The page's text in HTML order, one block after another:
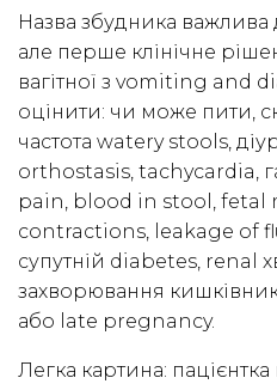
Назва збудника
але перше клінічне
вагітної з vomiting and
оцінити: чи може пити,
частота watery stools,
orthostasis, tachycardia,
pain, blood in stool, fetal
contractions, leakage of
супутній diabetes, renal
захворювання
або late pregnancy.
Легка картина: